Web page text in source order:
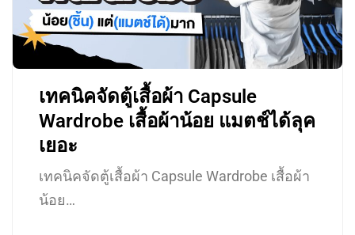
เทคนิคจัดตู้เสื้อผ้า Capsule
Wardrobe เสื้อผ้าน้อย แมตช์ได้ลุค
เยอะ
เทคนิคจัดตู้เสื้อผ้า Capsule Wardrobe เสื้อผ้า
น้อย…